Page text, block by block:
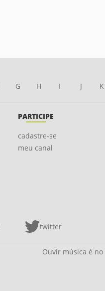
G H I J K
PARTICIPE
cadastre-se
meu canal
twitter
Ouvir música é no